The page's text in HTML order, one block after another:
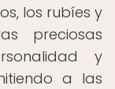
los rubíes y
preciosas
y
a las